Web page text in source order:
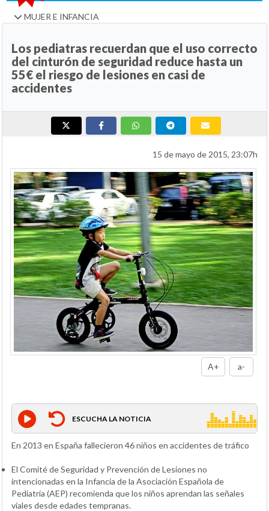
MUJER E INFANCIA
Los pediatras recuerdan que el uso correcto
del cinturón de seguridad reduce hasta un
55€ el riesgo de lesiones en casi de
accidentes
15 de mayo de 2015, 23:07h
A+ a-
ESCUCHA LA NOTICIA
En 2013 en España fallecieron 46 niños en accidentes de tráfico
El Comité de Seguridad y Prevención de Lesiones no
intencionadas en la Infancia de la Asociación Española de
Pediatría (AEP) recomienda que los niños aprendan las señales
viales desde edades tempranas.